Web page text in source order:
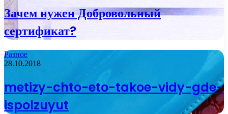
Зачем нужен Добровольный
сертификат?
Разное
28.10.2018
metizy-chto-eto-takoe-vidy-gde-
ispolzuyut